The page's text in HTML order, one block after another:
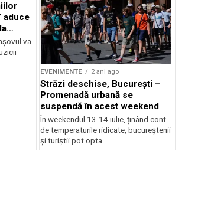
aduce
va
EVENIMENTE 2 ani ago
Străzi deschise, București –
Promenadă urbană se
suspendă în acest weekend
În weekendul 13-14 iulie, ținând cont
de temperaturile ridicate, bucureștenii
și turiștii pot opta...